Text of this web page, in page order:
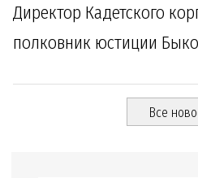
Директор Кадетского
полковник юстиции
Все